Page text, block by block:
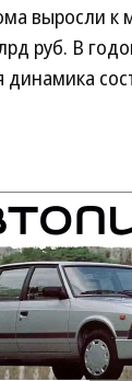
выросли к
руб. В